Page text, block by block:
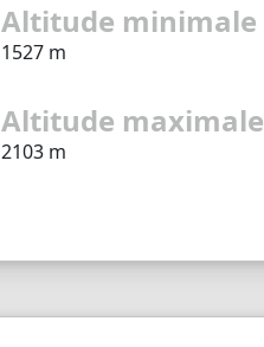
Altitude minimale
1527 m
Altitude maximale
2103 m